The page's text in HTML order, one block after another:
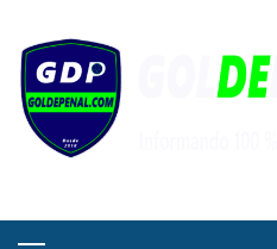
contenido